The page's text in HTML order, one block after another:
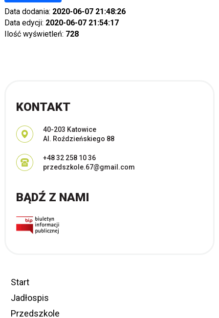
Data dodania: 2020-06-07 21:48:26
Data edycji: 2020-06-07 21:54:17
Ilość wyświetleń: 728
KONTAKT
Adres pocztowy:
40-203 Katowice
Al. Roździeńskiego 88
+48 32 258 10 36
przedszkole.67@gmail.com
BĄDŹ Z NAMI
Start
Jadłospis
Przedszkole